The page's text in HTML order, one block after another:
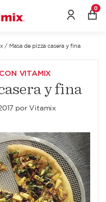
0
/ Masa de pizza casera y fina
VITAMIX
y fina
por Vitamix